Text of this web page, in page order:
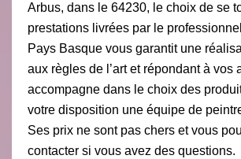
Arbus, dans le 64230, le choix de se
prestations livrées par le
Pays Basque vous garantit une
aux règles de l’art et répondant à vos
accompagne dans le choix des
votre disposition une équipe de
Ses prix ne sont pas chers et vous
contacter si vous avez des questions.